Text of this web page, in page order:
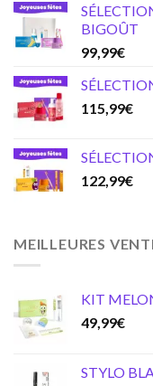
BIGOÛT
99,99€
115,99€
122,99€
MEILLEURES
KIT
49,99€
STYLO